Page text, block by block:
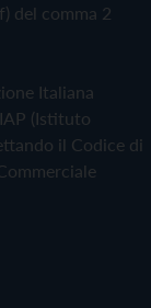
del comma 2
Italiana
(Istituto
il Codice di